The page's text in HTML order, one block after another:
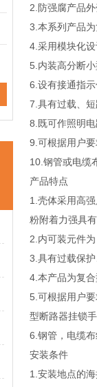
2.防强腐产品
3.本系列产品
4.采用模块化
5.内装高分断
6.设有接通指
7.具有过载、
8.既可作照明
9.可根据用户
10.钢管或电缆
产品特点
1.壳体采用高
粉附着力强具
2.内可装元件
3.具有过载保
4.本产品为复
5.可根据用户
型断路器挂锁
6.钢管，电缆
安装条件
1.安装地点的